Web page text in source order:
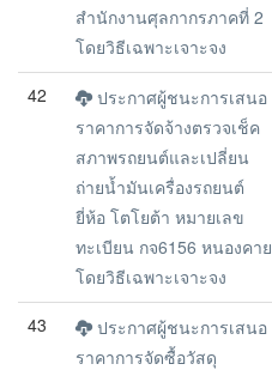
สำนักงานศุลกากรภาคที่ 2
โดยวิธีเฉพาะเจาะจง
42
ประกาศผู้ชนะการเสนอ
ราคาการจัดจ้างตรวจเช็ค
สภาพรถยนต์และเปลี่ยน
ถ่ายน้ำมันเครื่องรถยนต์
ยี่ห้อ โตโยต้า หมายเลข
ทะเบียน กจ6156 หนองคาย
โดยวิธีเฉพาะเจาะจง
43
ประกาศผู้ชนะการเสนอ
ราคาการจัดซื้อวัสดุ